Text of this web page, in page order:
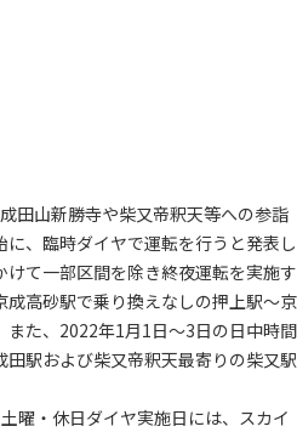
田山新勝寺や柴又帝釈天等への参詣
、臨時ダイヤで運転を行うと発表し
て一部区間を除き終夜運転を実施す
高砂駅で乗り換えなしの押上駅～京
た、2022年1月1日～3日の日中時間
駅および柴又帝釈天最寄りの柴又駅
曜・休日ダイヤ実施日には、スカイ